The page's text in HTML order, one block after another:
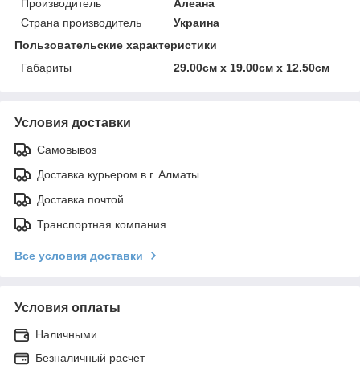
Производитель
Алеана
Страна производитель
Украина
Пользовательские характеристики
Габариты
29.00см х 19.00см х 12.50см
Условия доставки
Самовывоз
Доставка курьером в г. Алматы
Доставка почтой
Транспортная компания
Все условия доставки
Условия оплаты
Наличными
Безналичный расчет